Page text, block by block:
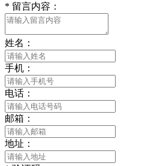
* 留言内容：
姓名：
手机：
电话：
邮箱：
地址：